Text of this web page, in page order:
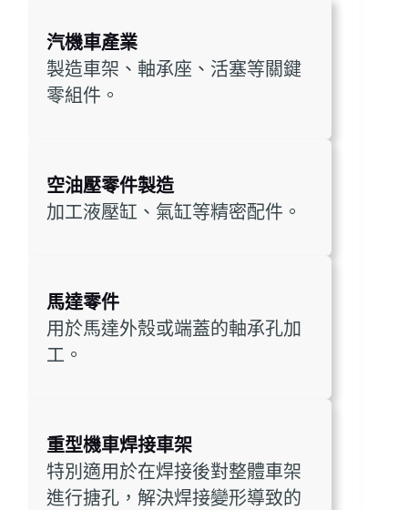
汽機車產業
製造車架、軸承座、活塞等關鍵
零組件。
空油壓零件製造
加工液壓缸、氣缸等精密配件。
馬達零件
用於馬達外殼或端蓋的軸承孔加
工。
重型機車焊接車架
特別適用於在焊接後對整體車架
進行搪孔，解決焊接變形導致的